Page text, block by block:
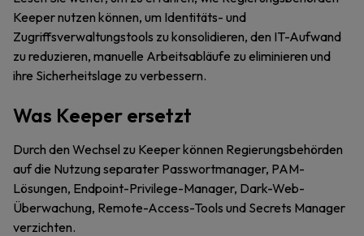
Keeper nutzen können, um Identitäts- und
Zugriffsverwaltungstools zu konsolidieren, den IT-Aufwand
zu reduzieren, manuelle Arbeitsabläufe zu eliminieren und
ihre Sicherheitslage zu verbessern.
Was Keeper ersetzt
Durch den Wechsel zu Keeper können Regierungsbehörden
auf die Nutzung separater Passwortmanager, PAM-
Lösungen, Endpoint-Privilege-Manager, Dark-Web-
Überwachung, Remote-Access-Tools und Secrets Manager
verzichten.